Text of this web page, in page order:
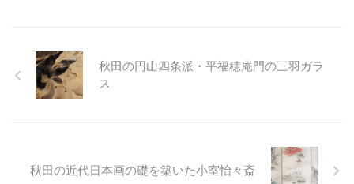
秋田の円山四条派・平福穂庵門の三羽ガラ
ス
秋田の近代日本画の礎を築いた小室怡々斎